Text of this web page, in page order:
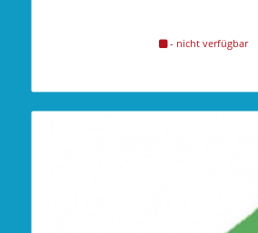
- nicht verfügbar